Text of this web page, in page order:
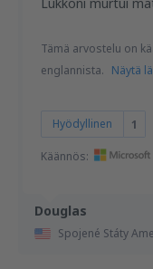
Douglas
Spojené Státy
Tämä arvostelu on
englannista. Näytä
Hyödyllinen 1
Käännös: